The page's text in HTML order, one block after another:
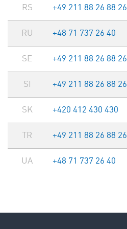
RS +49 211 88 26 88 26
RU +48 71 737 26 40
SE +49 211 88 26 88 26
SI +49 211 88 26 88 26
SK +420 412 430 430
TR +49 211 88 26 88 26
UA +48 71 737 26 40